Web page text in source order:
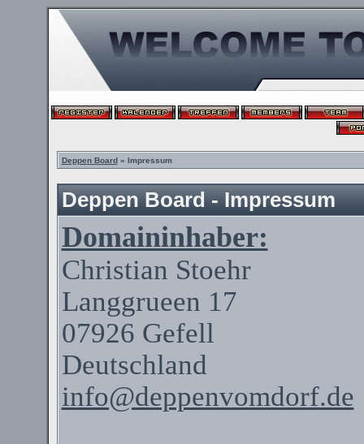
Deppen Board» Impressum
Deppen Board - Impressum
Domaininhaber:
Christian Stoehr
Langgrueen 17
07926 Gefell
Deutschland
info@deppenvomdorf.de